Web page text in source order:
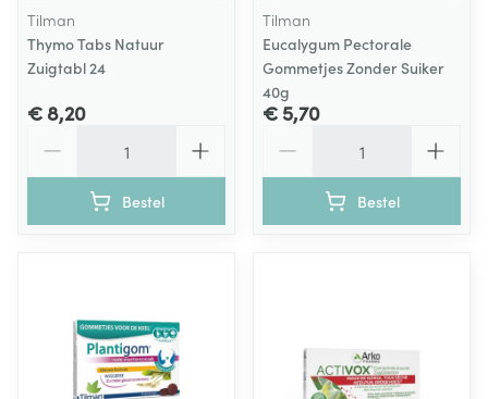
Tilman
Thymo Tabs Natuur
Zuigtabl 24
€ 8,20
Bestel
Tilman
Eucalygum Pectorale
Gommetjes Zonder Suiker
40g
€ 5,70
Bestel